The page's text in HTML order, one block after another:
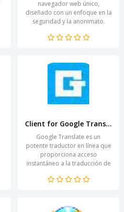
navegador web único,
diseñado con un enfoque en la
seguridad y la anonimato.
combina todas las ventajas del
Client for Google Translate
Google Translate es un
potente traductor en línea que
proporciona acceso
instantáneo a la traducción de
más de 100 idiomas. Es...